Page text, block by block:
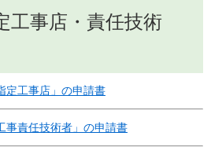
工事店・責任技術
定工事店」の申請書
事責任技術者」の申請書